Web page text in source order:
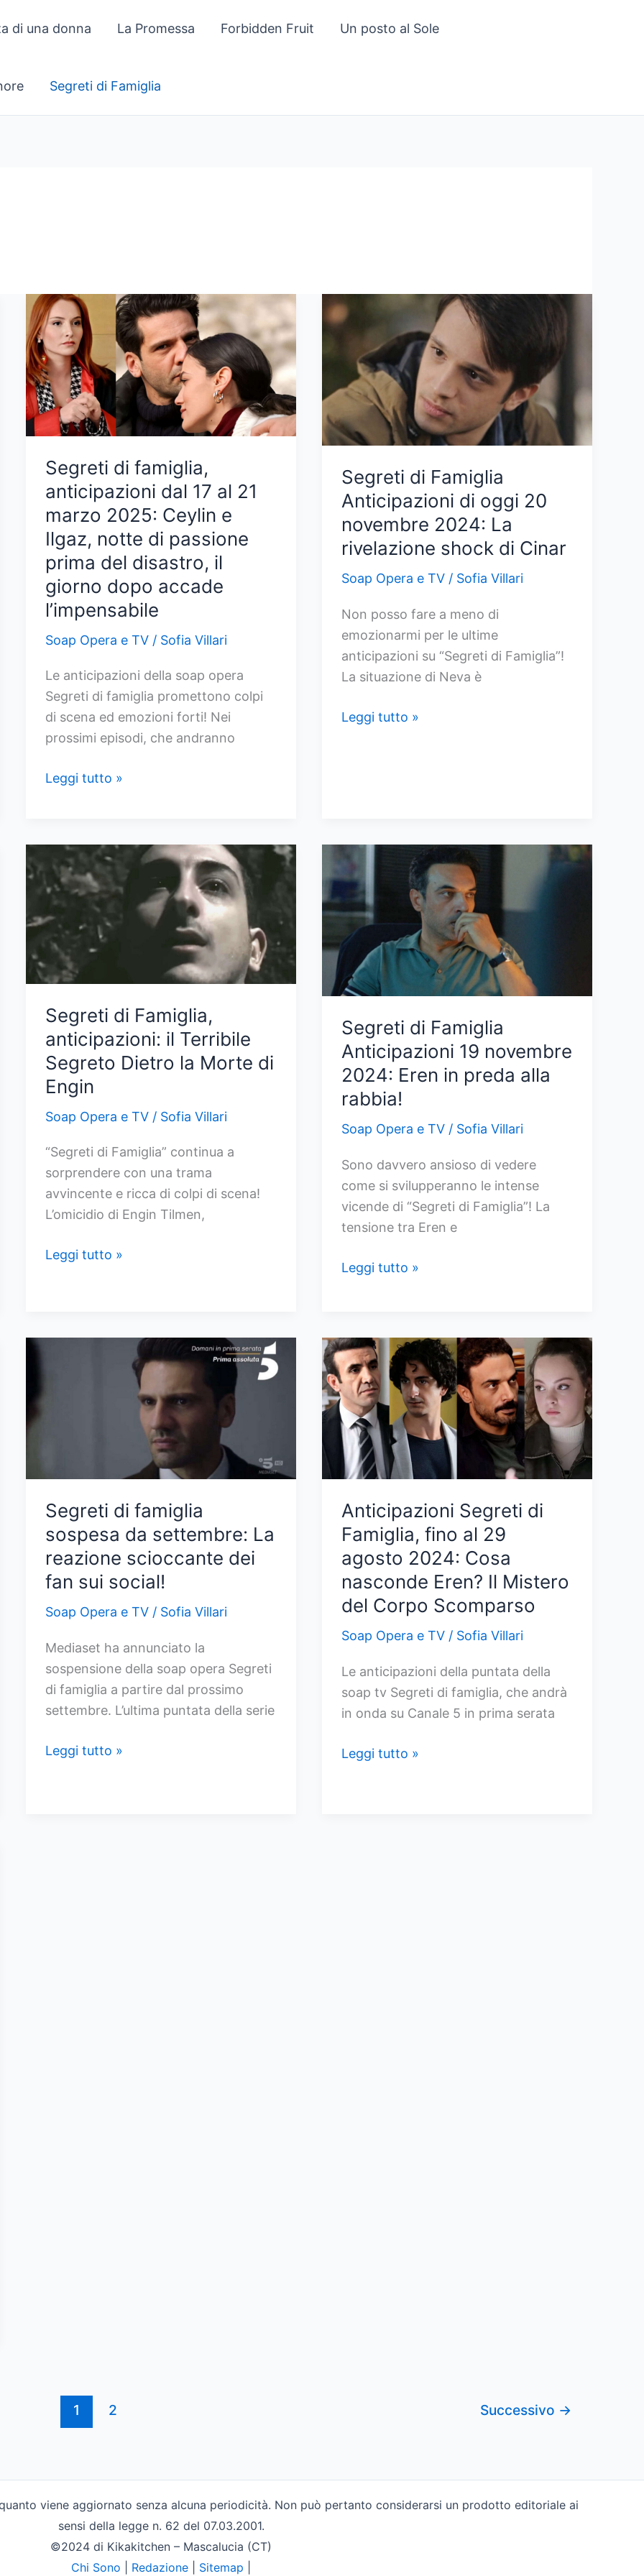
di una donna La Promessa Forbidden Fruit Un posto al Sole
Segreti di Famiglia
Segreti di famiglia,
anticipazioni dal 17 al 21
marzo 2025: Ceylin e
Ilgaz, notte di passione
prima del disastro, il
giorno dopo accade
l’impensabile
Soap Opera e TV/ Sofia Villari
Le anticipazioni della soap opera
Segreti di famiglia promettono colpi
di scena ed emozioni forti! Nei
prossimi episodi, che andranno
Segreti
17
al
21
marzo
2025:
Ceylin
e
Ilgaz,
notte
di
passione
prima
disastro,
il
giorno
dopo
l’impensabile
Leggi tutto »
Segreti di Famiglia
Anticipazioni di oggi 20
novembre 2024: La
rivelazione shock di Cinar
Soap Opera e TV/ Sofia Villari
Non posso fare a meno di
emozionarmi per le ultime
anticipazioni su “Segreti di Famiglia”!
La situazione di Neva è
Segreti
20
novembre
2024:
La
rivelazione
shock
Cinar
Leggi tutto »
Segreti di Famiglia,
anticipazioni: il Terribile
Segreto Dietro la Morte di
Engin
Soap Opera e TV/ Sofia Villari
“Segreti di Famiglia” continua a
sorprendere con una trama
avvincente e ricca di colpi di scena!
L’omicidio di Engin Tilmen,
Segreti
il
Engin
Leggi tutto »
Segreti di Famiglia
Anticipazioni 19 novembre
2024: Eren in preda alla
rabbia!
Soap Opera e TV/ Sofia Villari
Sono davvero ansioso di vedere
come si svilupperanno le intense
vicende di “Segreti di Famiglia”! La
tensione tra Eren e
Segreti
19
novembre
2024:
Eren
in
preda
alla
Leggi tutto »
Segreti di famiglia
sospesa da settembre: La
reazione scioccante dei
fan sui social!
Soap Opera e TV/ Sofia Villari
Mediaset ha annunciato la
sospensione della soap opera Segreti
di famiglia a partire dal prossimo
settembre. L’ultima puntata della serie
Segreti
Leggi tutto »
Anticipazioni Segreti di
Famiglia, fino al 29
agosto 2024: Cosa
nasconde Eren? Il Mistero
del Corpo Scomparso
Soap Opera e TV/ Sofia Villari
Le anticipazioni della puntata della
soap tv Segreti di famiglia, che andrà
in onda su Canale 5 in prima serata
Anticipazioni
Leggi tutto »
1 2 Successivo →
viene aggiornato senza alcuna periodicità. Non può pertanto considerarsi un prodotto editoriale ai
sensi della legge n. 62 del 07.03.2001.
©2024 di Kikakitchen – Mascalucia (CT)
Chi Sono
Redazione Sitemap